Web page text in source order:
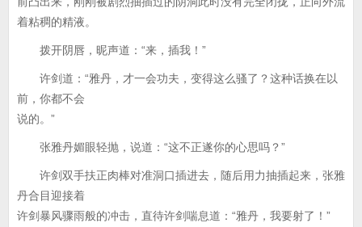
着粘稠的精液。
拨开阴唇，昵声道：“来，插我！”
许剑道：“雅丹，才一会功夫，变得这么骚了？这种话换在以
前，你都不会
说的。”
张雅丹媚眼轻抛，说道：“这不正遂你的心思吗？”
许剑双手扶正肉棒对准洞口插进去，随后用力抽插起来，张雅
丹合目迎接着
许剑暴风骤雨般的冲击，直待许剑喘息道：“雅丹，我要射了！”